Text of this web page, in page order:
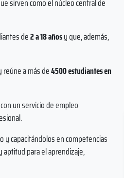
sirven como el núcleo central de
de2 a 18 añosy que, además,
reúne a más de4500 estudiantes en
un servicio de empleo
capacitándolos en competencias
aptitud para el aprendizaje,